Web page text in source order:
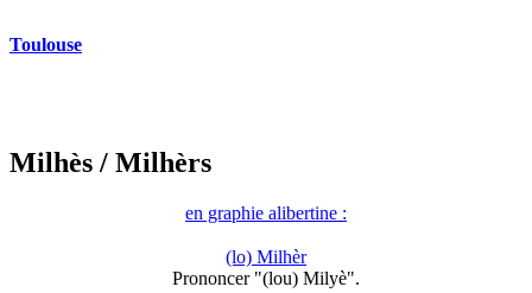
Toulouse
Milhès / Milhèrs
en graphie alibertine :
(lo) Milhèr
Prononcer "(lou) Milyè".